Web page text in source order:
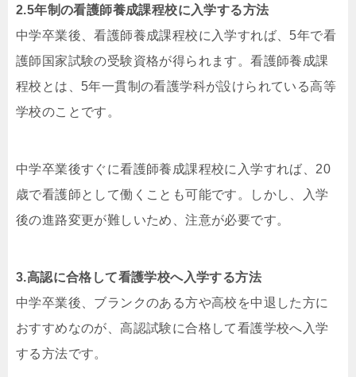
2.5年制の看護師養成課程校に入学する方法
中学卒業後、看護師養成課程校に入学すれば、5年で看
護師国家試験の受験資格が得られます。看護師養成課
程校とは、5年一貫制の看護学科が設けられている高等
学校のことです。
中学卒業後すぐに看護師養成課程校に入学すれば、20
歳で看護師として働くことも可能です。しかし、入学
後の進路変更が難しいため、注意が必要です。
3.高認に合格して看護学校へ入学する方法
中学卒業後、ブランクのある方や高校を中退した方に
おすすめなのが、高認試験に合格して看護学校へ入学
する方法です。